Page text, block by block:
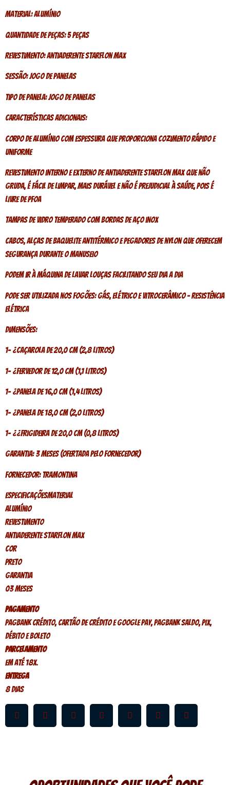
Material: Alumínio
Quantidade de Peças: 5 Peças
Revestimento: Antiaderente Starflon Max
Sessão: Jogo de Panelas
Tipo de Panela: Jogo de Panelas
Características Adicionais:
Corpo de alumínio com espessura que proporciona cozimento rápido e
uniforme
Revestimento interno e externo de antiaderente Starflon Max que não
gruda, é fácil de limpar, mais durável e não é prejudicial à saúde, pois é
livre de PFOA
Tampas de vidro temperado com bordas de aço inox
Cabos, alças de baquelite antitérmico e pegadores de nylon que oferecem
segurança durante o manuseio
Podem ir à máquina de lavar louças facilitando seu dia a dia
Pode ser utilizada nos fogões: gás, elétrico e vitrocerâmico – resistência
elétrica
Dimensões:
1- ¿Caçarola de 20,0 cm (2,8 litros)
1- ¿Fervedor de 12,0 cm (1,1 litros)
1- ¿Panela de 16,0 cm (1,4 litros)
1- ¿Panela de 18,0 cm (2,0 litros)
1- ¿¿Frigideira de 20,0 cm (0,8 litros)
Garantia: 3 Meses (Ofertada pelo Fornecedor)
Fornecedor: Tramontina
EspecificaçõesMaterial
Alumínio
Revestimento
Antiaderente Starflon Max
Cor
Preto
Garantia
03 Meses
Pagamento
PagBank crédito, Cartão de crédito e Google Pay, PagBank saldo, Pix,
Débito e Boleto
Parcelamento
Em até 18x.
Entrega
8 dias